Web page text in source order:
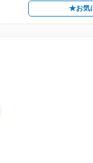
★お気